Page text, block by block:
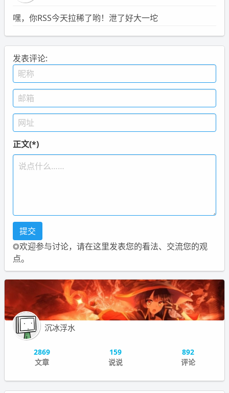
嘿，你RSS今天拉稀了哟！泄了好大一坨
发表评论:
正文(*)
◎欢迎参与讨论，请在这里发表您的看法、交流您的观
点。
沉冰浮水
2869
文章
159
说说
892
评论